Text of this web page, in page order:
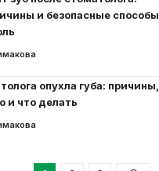
и безопасные способы
опухла губа: причины,
и что делать